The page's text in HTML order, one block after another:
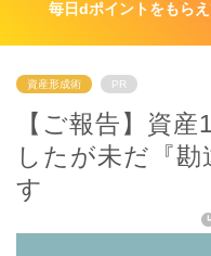
毎日dポイントをもら
資産形成術 PR
【ご報告】資
したが未だ『
す